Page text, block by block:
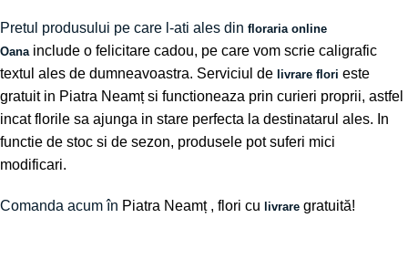
Pretul produsului pe care l-ati ales din floraria online
Oana include o felicitare cadou, pe care vom scrie caligrafic
textul ales de dumneavoastra. Serviciul de livrare flori este
gratuit in Piatra Neamț si functioneaza prin curieri proprii, astfel
incat florile sa ajunga in stare perfecta la destinatarul ales. In
functie de stoc si de sezon, produsele pot suferi mici
modificari.
Comanda acum în Piatra Neamț, flori cu livrare gratuită!